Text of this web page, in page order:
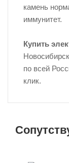
камень
иммунитет.
Купить
по всей
клик.